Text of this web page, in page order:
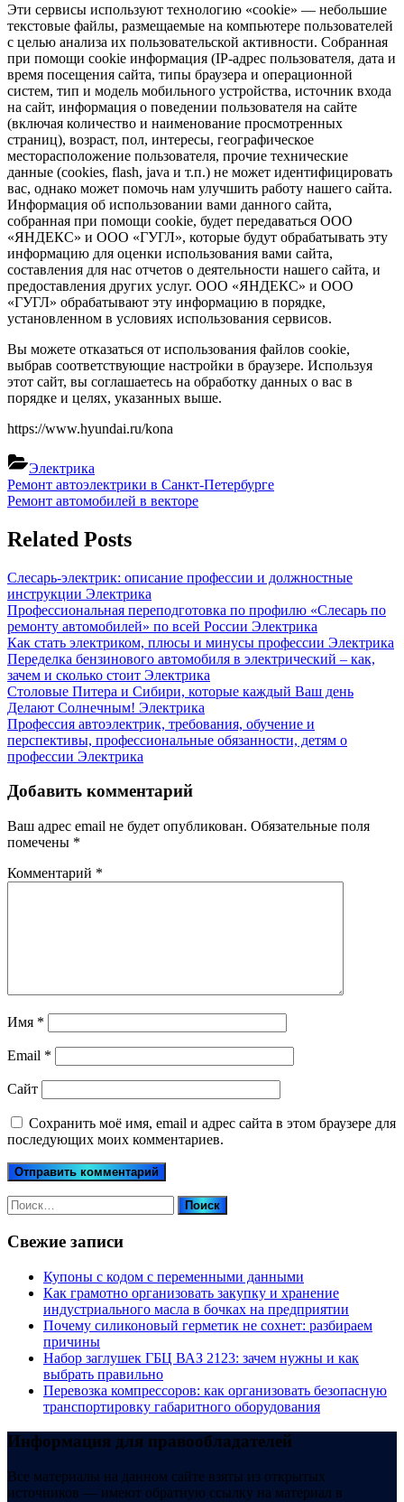
Эти сервисы используют технологию «cookie» — небольшие
текстовые файлы, размещаемые на компьютере пользователей
с целью анализа их пользовательской активности. Собранная
при помощи cookie информация (IP-адрес пользователя, дата и
время посещения сайта, типы браузера и операционной
систем, тип и модель мобильного устройства, источник входа
на сайт, информация о поведении пользователя на сайте
(включая количество и наименование просмотренных
страниц), возраст, пол, интересы, географическое
месторасположение пользователя, прочие технические
данные (cookies, flash, java и т.п.) не может идентифицировать
вас, однако может помочь нам улучшить работу нашего сайта.
Информация об использовании вами данного сайта,
собранная при помощи cookie, будет передаваться ООО
«ЯНДЕКС» и ООО «ГУГЛ», которые будут обрабатывать эту
информацию для оценки использования вами сайта,
составления для нас отчетов о деятельности нашего сайта, и
предоставления других услуг. ООО «ЯНДЕКС» и ООО
«ГУГЛ» обрабатывают эту информацию в порядке,
установленном в условиях использования сервисов.
Вы можете отказаться от использования файлов cookie,
выбрав соответствующие настройки в браузере. Используя
этот сайт, вы соглашаетесь на обработку данных о вас в
порядке и целях, указанных выше.
https://www.hyundai.ru/kona
Электрика
Навигация
по
записям
Previous
Post:
Ремонт автоэлектрики в Санкт-Петербурге
Next
Ремонт автомобилей в векторе
Related Posts
Слесарь-электрик: описание профессии и должностные
инструкции Электрика
Профессиональная переподготовка по профилю «Слесарь по
ремонту автомобилей» по всей России Электрика
Как стать электриком, плюсы и минусы профессии Электрика
Переделка бензинового автомобиля в электрический – как,
зачем и сколько стоит Электрика
Столовые Питера и Сибири, которые каждый Ваш день
Делают Солнечным! Электрика
Профессия автоэлектрик, требования, обучение и
перспективы, профессиональные обязанности, детям о
профессии Электрика
Добавить комментарий
Ваш адрес email не будет опубликован. Обязательные поля
помечены *
Комментарий *
Имя *
Email *
Сайт
Сохранить моё имя, email и адрес сайта в этом браузере для
последующих моих комментариев.
Найти:
Свежие записи
Купоны c кодом с переменными данными
Как грамотно организовать закупку и хранение
индустриального масла в бочках на предприятии
Почему силиконовый герметик не сохнет: разбираем
причины
Набор заглушек ГБЦ ВАЗ 2123: зачем нужны и как
выбрать правильно
Перевозка компрессоров: как организовать безопасную
транспортировку габаритного оборудования
Информация для правообладателей
Все материалы на данном сайте взяты из открытых
источников — имеют обратную ссылку на материал в